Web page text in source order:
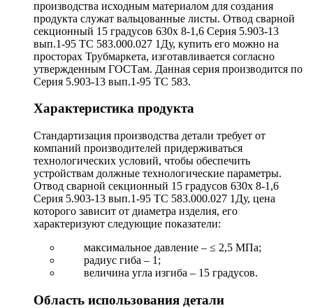
производства исходным материалом для создания
продукта служат вальцованные листы. Отвод сварной
секционный 15 градусов 630х 8-1,6 Серия 5.903-13
вып.1-95 ТС 583.000.027 1Ду, купить его можно на
просторах Трубмаркета, изготавливается согласно
утвержденным ГОСТам. Данная серия производится по
Серия 5.903-13 вып.1-95 ТС 583.
Характеристика продукта
Стандартизация производства детали требует от
компаний производителей придерживаться
технологических условий, чтобы обеспечить
устройствам должные технологические параметры.
Отвод сварной секционный 15 градусов 630х 8-1,6
Серия 5.903-13 вып.1-95 ТС 583.000.027 1Ду, цена
которого зависит от диаметра изделия, его
характеризуют следующие показатели:
максимальное давление – ≤ 2,5 МПа;
радиус гиба – 1;
величина угла изгиба – 15 градусов.
Область использования детали